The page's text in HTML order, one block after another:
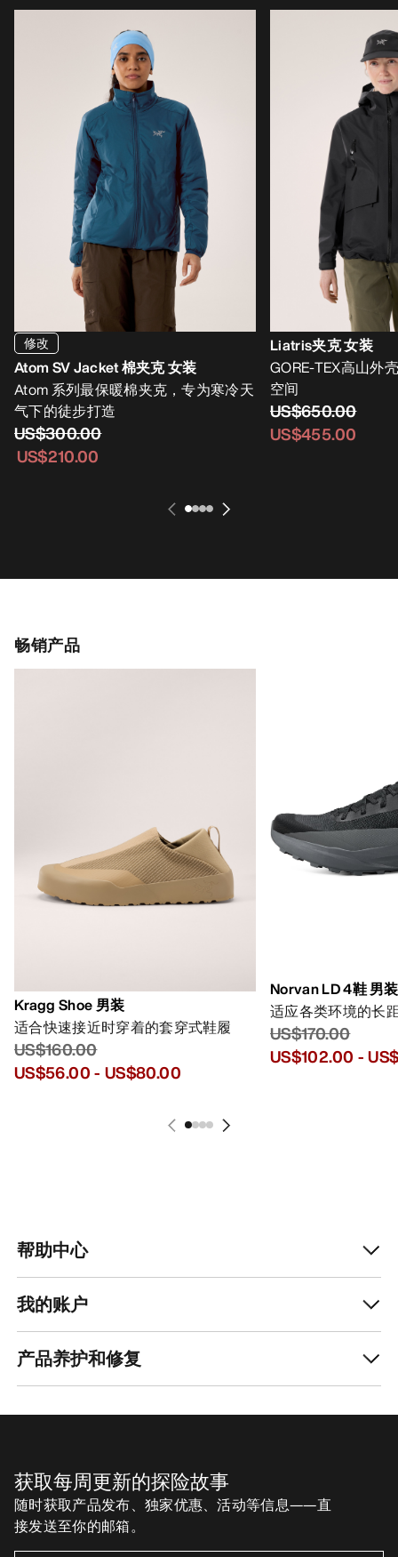
修改
Atom SV Jacket 棉夹克 女装
Atom 系列最保暖棉夹克，专为寒冷天
气下的徒步打造
US$300.00
US$210.00
Liatris夹克 女装
GORE-TEX高山外
空间
US$650.00
US$455.00
畅销产品
Kragg Shoe 男装
适合快速接近时穿着的套穿式鞋履
US$160.00
US$56.00- US$80.00
Norvan LD 4鞋 男装
适应各类环境的长
US$170.00
US$102.00 -
帮助中心
我的账户
产品养护和修复
获取每周更新的探险故事
随时获取产品发布、独家优惠、活动等信息——直
接发送至你的邮箱。